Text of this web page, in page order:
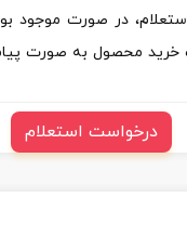
در صورت موجود
محصول به صورت
درخواست استعلام